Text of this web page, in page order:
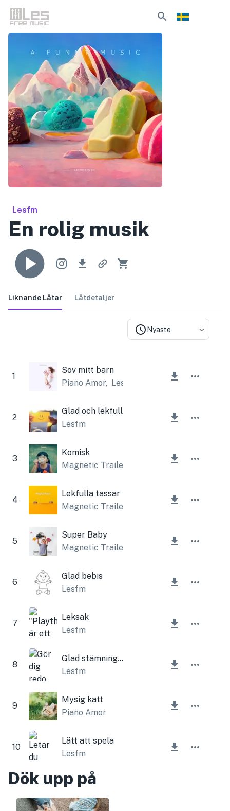
Lesfm
En rolig musik
Liknande Låtar Låtdetaljer
Nyaste
1
Sov mitt barn
Piano Amor, Lesfm
2
Glad och lekfull
Lesfm
3
Komisk
Magnetic Trailer
4
Lekfulla tassar
Magnetic Trailer
5
Super Baby
Magnetic Trailer
6
Glad bebis
Lesfm
7
Leksak
Lesfm
8
Glad stämning och ukulele
Lesfm
9
Mysig katt
Piano Amor
10
Lätt att spela
Lesfm
Dök upp på